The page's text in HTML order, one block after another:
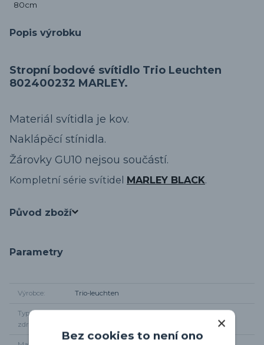
Popis výrobku
Stropní bodové svítidlo Trio Leuchten
802400232 MARLEY.
Materiál svítidla je kov.
Naklápěcí stínidla.
Žárovky GU10 nejsou součástí.
Kompletní série svítidel MARLEY BLACK.
Původ zboží
Parametry
Výrobce Trio-leuchten
Typ světelného
zdroje
2 x GU10
Bez cookies to není ono